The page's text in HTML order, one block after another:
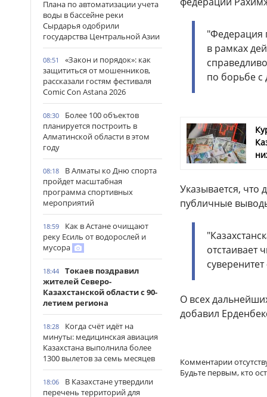
Плана по автоматизации учета
воды в бассейне реки
Сырдарья одобрили
государства Центральной Азии
08:51
«Закон и порядок»: как
защититься от мошенников,
рассказали гостям фестиваля
Comic Con Astana 2026
08:30
Более 100 объектов
планируется построить в
Алматинской области в этом
году
08:18
В Алматы ко Дню спорта
пройдет масштабная
программа спортивных
мероприятий
18:59
Как в Астане очищают
реку Есиль от водорослей и
мусора
18:44
Токаев поздравил
жителей Северо-
Казахстанской области с 90-
летием региона
18:28
Когда счёт идёт на
минуты: медицинская авиация
Казахстана выполнила более
1300 вылетов за семь месяцев
18:06
В Казахстане утвердили
перечень территорий для
"Федерация
в рамках
по борьбе с
Указывается,
публичные
отстаивает
О всех
добавил
Комментарии
Будьте первым, кто